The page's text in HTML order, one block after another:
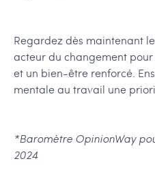
Regardez dès maintenant
acteur du changement
et un bien-être renforcé.
mentale au travail une
*Baromètre OpinionWay
2024